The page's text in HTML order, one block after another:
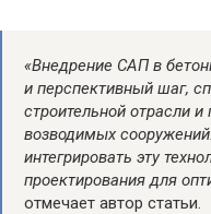
«Внедрение САП в
и перспективный шаг,
строительной отрасли
возводимых
интегрировать эту
проектирования для
отмечает автор статьи.